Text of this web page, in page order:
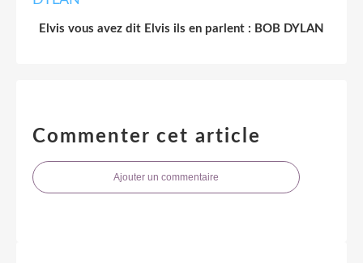
Elvis vous avez dit Elvis ils en parlent : BOB DYLAN
Commenter cet article
Ajouter un commentaire